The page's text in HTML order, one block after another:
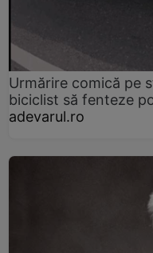
Urmărire comică pe
biciclist să fenteze
adevarul.ro